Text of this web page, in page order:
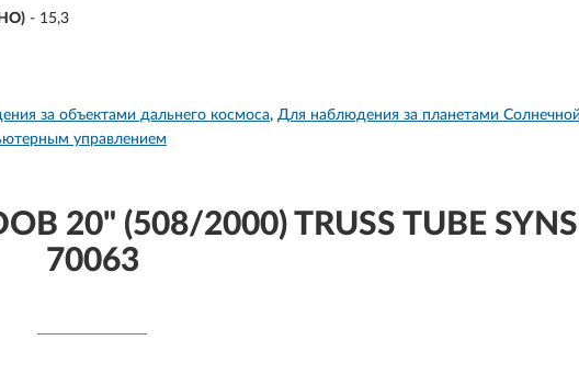
- 15,3
за объектами дальнего космоса Для наблюдения за планетами
управлением
20" (508/2000) TRUSS TUBE
70063